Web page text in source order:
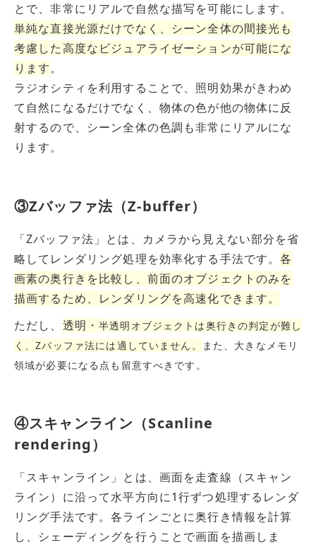
とで、非常にリアルで自然な描写を可能にします。
単純な直接光源だけでなく、シーン全体の間接光も
考慮した高度なビジュアライゼーションが可能にな
ります。
ラジオシティを利用することで、照明効果がきわめ
て自然になるだけでなく、物体の色が他の物体に反
射するので、シーン全体の色調も非常にリアルにな
ります。
③Zバッファ法（Z-buffer）
「Zバッファ法」とは、カメラから見えない部分を省
略してレンダリング処理を効率化する手法です。各
画素の奥行きを比較し、前面のオブジェクトのみを
描画するため、レンダリングを高速化できます。
ただし、 透明・半透明オブジェクトは奥行きの判定が難し
く、Zバッファ法には適していません。
また、大きなメモリ
領域が必要になる点も留意すべきです。
④スキャンライン（Scanline
rendering）
「スキャンライン」とは、画面を走査線（スキャン
ライン）に沿って水平方向に1行ずつ処理するレンダ
リング手法です。各ラインごとに奥行き情報を計算
し、シェーディングを行うことで画面を描画しま